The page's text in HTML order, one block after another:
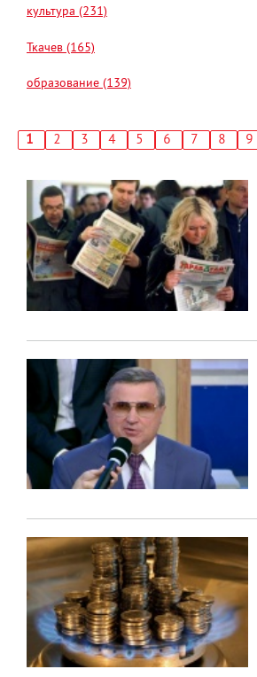
культура (231)
Ткачев (165)
образование (139)
Текущая
1 Страница
2 Страница
3 Страница
4 Страница
5 Страница
6 Страница
7 8 9